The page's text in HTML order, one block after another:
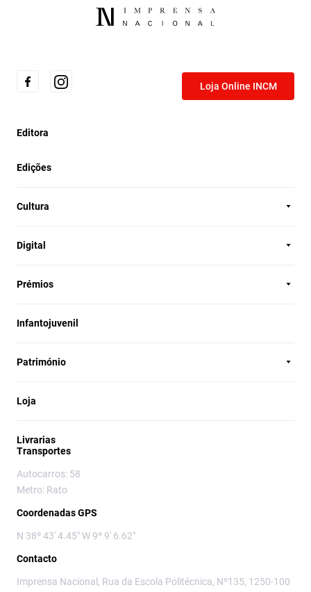
Loja Online INCM
Editora
Edições
Cultura
Digital
Prémios
Infantojuvenil
Património
Loja
Livrarias
Transportes
Autocarros: 58
Metro: Rato
Coordenadas GPS
N 38º 43' 4.45" W 9º 9' 6.62"
Contacto
Imprensa Nacional, Rua da Escola Politécnica, Nº135, 1250-100